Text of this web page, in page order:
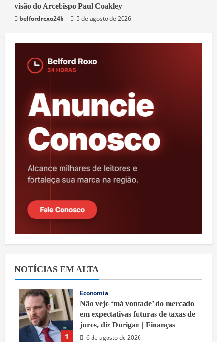
Mundo
visão do Arcebispo Paul Coakley
belfordroxo24h
5 de agosto de 2026
NOTÍCIAS EM ALTA
1
Economia
Não vejo ‘má vontade’ do mercado
em expectativas futuras de taxas de
juros, diz Durigan | Finanças
6 de agosto de 2026